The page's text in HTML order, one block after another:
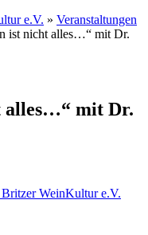
e.V. » Veranstaltungen
ist nicht alles…“ mit Dr.
alles…“ mit Dr.
WeinKultur e.V.